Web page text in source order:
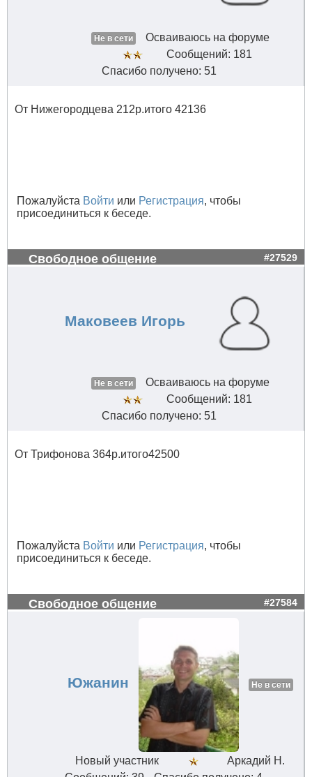
Не в сети
Осваиваюсь на форуме
Сообщений: 181
Спасибо получено: 51
От Нижегородцева 212р.итого 42136
Пожалуйста Войти или Регистрация, чтобы
присоединиться к беседе.
Свободное общение #27529
Маковеев Игорь
Не в сети
Осваиваюсь на форуме
Сообщений: 181
Спасибо получено: 51
От Трифонова 364р.итого42500
Пожалуйста Войти или Регистрация, чтобы
присоединиться к беседе.
Свободное общение #27584
Южанин Не в сети
Новый участник
Аркадий Н.